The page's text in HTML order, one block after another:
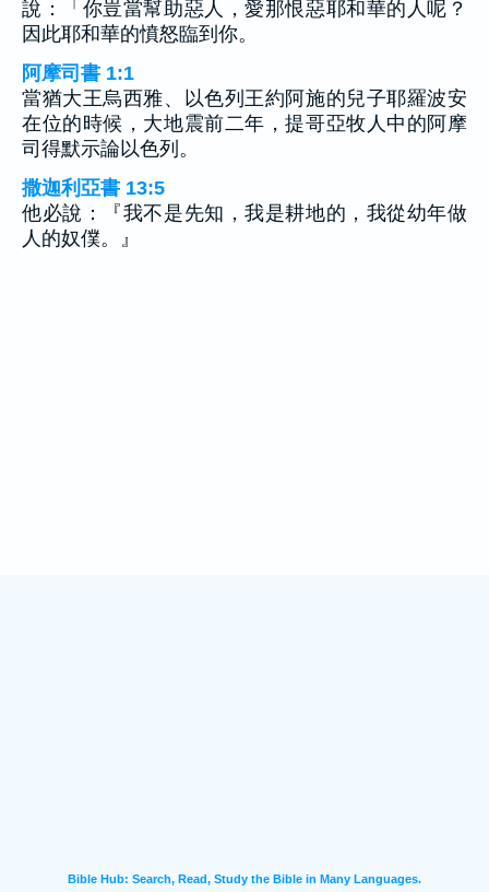
說：「你豈當幫助惡人，愛那恨惡耶和華的人呢？
因此耶和華的憤怒臨到你。
阿摩司書 1:1
當猶大王烏西雅、以色列王約阿施的兒子耶羅波安
在位的時候，大地震前二年，提哥亞牧人中的阿摩
司得默示論以色列。
撒迦利亞書 13:5
他必說：『我不是先知，我是耕地的，我從幼年做
人的奴僕。』